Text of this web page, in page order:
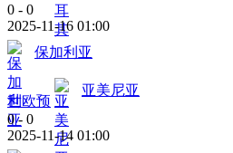
0 - 0
2025-11-16 01:00
保加利亚
世欧预
亚美尼亚
0 - 0
2025-11-14 01:00